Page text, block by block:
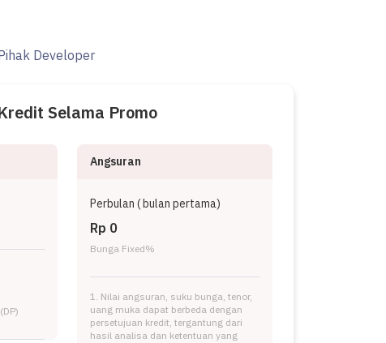
Developer
Selama Promo
Angsuran
Perbulan (bulan pertama)
Rp 0
Bunga Fixed%
1. Nilai angsuran, suku bunga, tenor,
uang muka dapat berbeda dengan
persetujuan kredit, tergantung dari
hasil analisa dan ketentuan yang